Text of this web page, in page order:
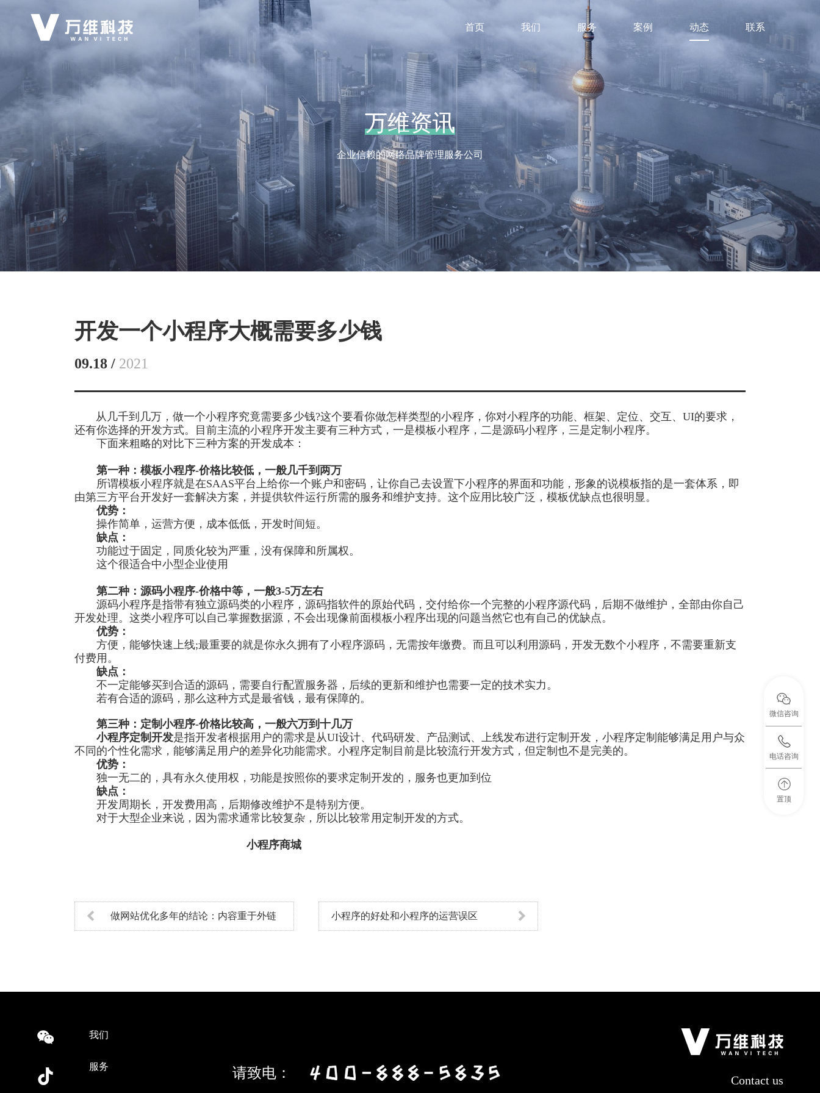
首页 我们 服务 案例 动态 联系
万维资讯
万维资讯
企业信赖的网络品牌管理服务公司
开发一个小程序大概需要多少钱
09.18 / 2021
从几千到几万，做一个小程序究竟需要多少钱?这个要看你做怎样类型的小程序，你对小程序的功能、框架、定位、交互、 UI的要求，
还有你选择的开发方式。目前主流的小程序开发主要有三种方式，一是模板小程序，二是源码小程序，三是定制小程序。
下面来粗略的对比下三种方案的开发成本：
第一种：模板小程序-价格比较低，一般几千到两万
所谓模板小程序就是在SAAS平台上给你一个账户和密码，让你自己去设置下小程序的界面和功能，形象的说模板指的是一套体系，即
由第三方平台开发好一套解决方案，并提供软件运行所需的服务和维护支持。这个应用比较广泛，模板优缺点也很明显。
优势：
操作简单，运营方便，成本低低，开发时间短。
缺点：
功能过于固定，同质化较为严重，没有保障和所属权。
这个很适合中小型企业使用
第二种：源码小程序-价格中等，一般3-5万左右
源码小程序是指带有独立源码类的小程序，源码指软件的原始代码，交付给你一个完整的小程序源代码，后期不做维护，全部由你自己
开发处理。这类小程序可以自己掌握数据源，不会出现像前面模板小程序出现的问题当然它也有自己的优缺点。
优势：
方便，能够快速上线;最重要的就是你永久拥有了小程序源码，无需按年缴费。而且可以利用源码，开发无数个小程序，不需要重新支
付费用。
缺点：
不一定能够买到合适的源码，需要自行配置服务器，后续的更新和维护也需要一定的技术实力。
若有合适的源码，那么这种方式是最省钱，最有保障的。
第三种：定制小程序-价格比较高，一般六万到十几万
小程序定制开发是指开发者根据用户的需求是从UI设计、代码研发、产品测试、上线发布进行定制开发，小程序定制能够满足用户与众
不同的个性化需求，能够满足用户的差异化功能需求。小程序定制目前是比较流行开发方式，但定制也不是完美的。
优势：
独一无二的，具有永久使用权，功能是按照你的要求定制开发的，服务也更加到位
缺点：
开发周期长，开发费用高，后期修改维护不是特别方便。
对于大型企业来说，因为需求通常比较复杂，所以比较常用定制开发的方式。
小程序商城
做网站优化多年的结论：内容重于外链 小程序的好处和小程序的运营误区
我们
服务 请致电： Contact us
微信咨询
电话咨询
置顶